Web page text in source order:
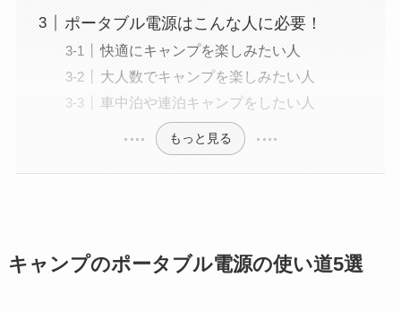
ポータブル電源はこんな人に必要！
快適にキャンプを楽しみたい人
大人数でキャンプを楽しみたい人
車中泊や連泊キャンプをしたい人
もっと見る
キャンプのポータブル電源の使い道5選